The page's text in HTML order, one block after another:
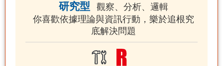
研究型
觀察、分析、邏輯
你喜歡依據理論與資訊行動，樂於追根究
底解決問題